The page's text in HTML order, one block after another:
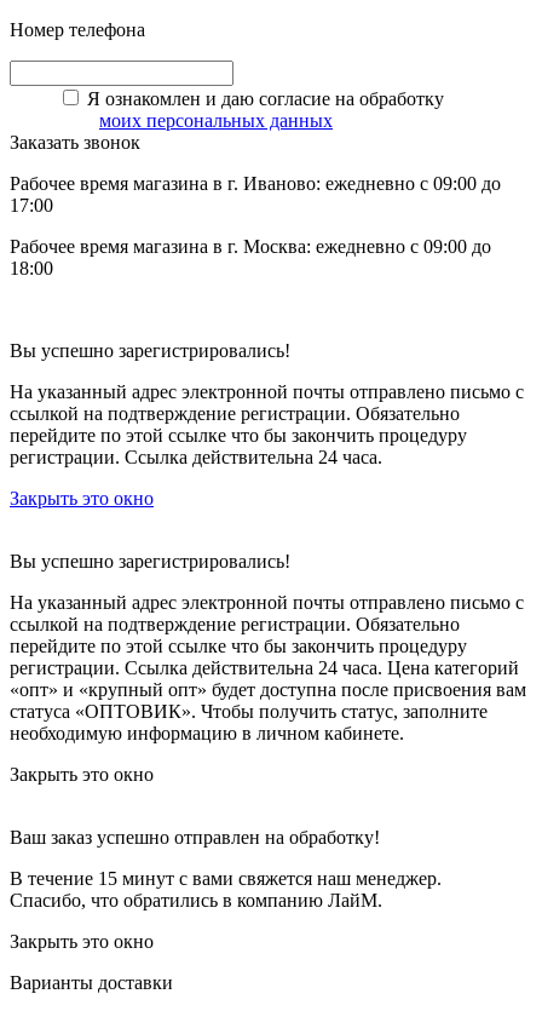
Номер телефона
Я ознакомлен и даю согласие на обработку
моих персональных данных
Заказать звонок
Рабочее время магазина в г. Иваново: ежедневно с 09:00 до
17:00
Рабочее время магазина в г. Москва: ежедневно с 09:00 до
18:00
Вы успешно зарегистрировались!
На указанный адрес электронной почты отправлено письмо с
ссылкой на подтверждение регистрации. Обязательно
перейдите по этой ссылке что бы закончить процедуру
регистрации. Ссылка действительна 24 часа.
Закрыть это окно
Вы успешно зарегистрировались!
На указанный адрес электронной почты отправлено письмо с
ссылкой на подтверждение регистрации. Обязательно
перейдите по этой ссылке что бы закончить процедуру
регистрации. Ссылка действительна 24 часа. Цена категорий
«опт» и «крупный опт» будет доступна после присвоения вам
статуса «ОПТОВИК». Чтобы получить статус, заполните
необходимую информацию в личном кабинете.
Закрыть это окно
Ваш заказ успешно отправлен на обработку!
В течение 15 минут с вами свяжется наш менеджер.
Спасибо, что обратились в компанию ЛайМ.
Закрыть это окно
Варианты доставки